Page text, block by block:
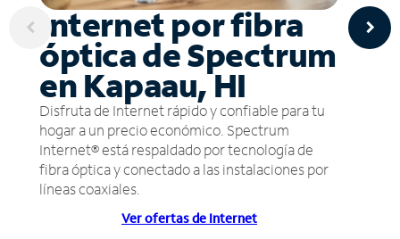
Internet por fibra
óptica de Spectrum
en Kapaau, HI
Disfruta de Internet rápido y confiable para tu
hogar a un precio económico. Spectrum
Internet® está respaldado por tecnología de
fibra óptica y conectado a las instalaciones por
líneas coaxiales.
Ver ofertas de Internet